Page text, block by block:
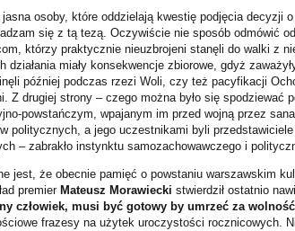
osoby, które oddzielają kwestię podjęcia decyzji
się z tą tezą. Oczywiście nie sposób odmówić
którzy praktycznie nieuzbrojeni stanęli do walki z
działania miały konsekwencje zbiorowe, gdyż
później podczas rzezi Woli, czy też pacyfikacji
Z drugiej strony – czego można było się spodziewać
powstańczym, wpajanym im przed wojną przez
politycznych, a jego uczestnikami byli
– zabrakło instynktu samozachowawczego i
jest, że obecnie pamięć o powstaniu warszawskim
premier Mateusz Morawiecki stwierdził ostatnio
człowiek, musi być gotowy by umrzeć za
frazesy na użytek uroczystości rocznicowych.